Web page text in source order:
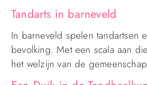
Tandarts in barneveld
In barneveld spelen tandartsen
bevolking. Met een scala aan
het welzijn van de